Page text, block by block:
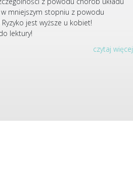
w mniejszym stopniu z powodu
jest wyższe u kobiet!
lektury!
czytaj więcej